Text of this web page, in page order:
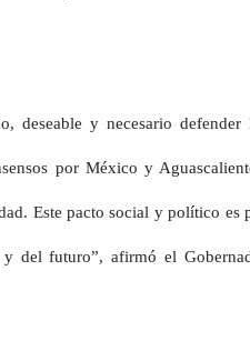
deseable y necesario defender
por México y
Este pacto social y político es
y del futuro”, afirmó el